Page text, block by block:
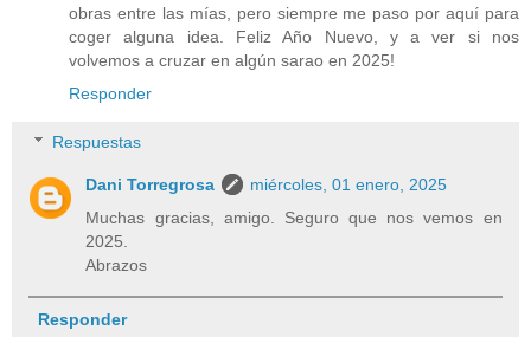
obras entre las mías, pero siempre me paso por aquí para
coger alguna idea. Feliz Año Nuevo, y a ver si nos
volvemos a cruzar en algún sarao en 2025!
Responder
Respuestas
Dani Torregrosa
miércoles, 01 enero, 2025
Muchas gracias, amigo. Seguro que nos vemos en
2025.
Abrazos
Responder